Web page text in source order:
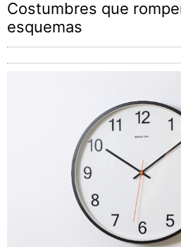
Costumbres que
esquemas